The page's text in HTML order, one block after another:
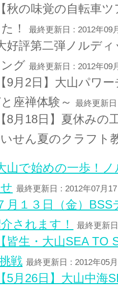
【秋の味覚の自転車
！
最終更新日 : 2012年09
好評第二弾ノルデ
グ 最終更新日 : 2012年09
【9月2日】大山パワ
座禅体験～ 最終更新
【8月18日】夏休み
せん夏のクラフト
山で始めの一歩！
最終更新日 : 2012年07月
月１３日（金）
されます！
最終更新
【皆生・大山SEA TO
戦 最終更新日 : 2012年05
【5月26日】大山中海